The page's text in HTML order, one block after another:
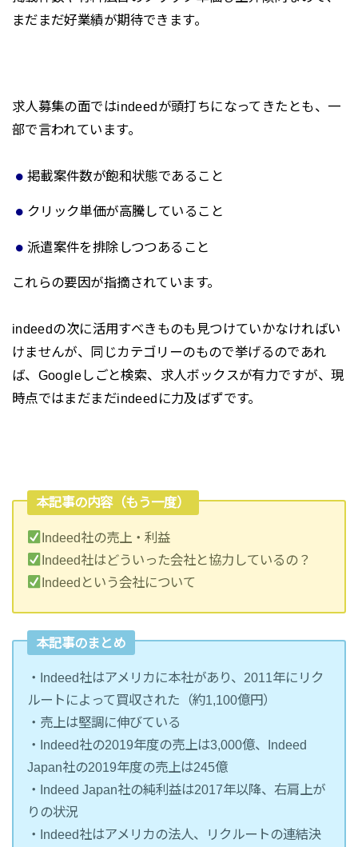
まだまだ好業績が期待できます。
求人募集の面ではindeedが頭打ちになってきたとも、一
部で言われています。
掲載案件数が飽和状態であること
クリック単価が高騰していること
派遣案件を排除しつつあること
これらの要因が指摘されています。
indeedの次に活用すべきものも見つけていかなければい
けませんが、同じカテゴリーのもので挙げるのであれ
ば、Googleしごと検索、求人ボックスが有力ですが、現
時点ではまだまだindeedに力及ばずです。
本記事の内容（もう一度）
Indeed社の売上・利益
Indeed社はどういった会社と協力しているの？
Indeedという会社について
本記事のまとめ
・Indeed社はアメリカに本社があり、2011年にリク
ルートによって買収された（約1,100億円）
・売上は堅調に伸びている
・Indeed社の2019年度の売上は3,000億、Indeed
Japan社の2019年度の売上は245億
・Indeed Japan社の純利益は2017年以降、右肩上が
りの状況
・Indeed社はアメリカの法人、リクルートの連結決